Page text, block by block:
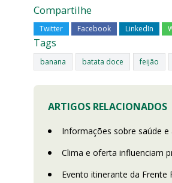
Compartilhe
Twitter Facebook LinkedIn
Tags
banana batata doce feijão
ARTIGOS RELACIONADOS
Informações sobre saúde
Clima e oferta influenciam
Evento itinerante da Frente